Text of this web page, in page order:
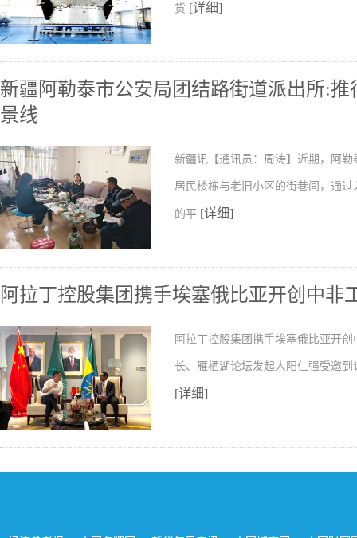
货 [详细]
新疆阿勒泰市公安局团结路街道派出所:推
景线
新疆讯【通讯员：周涛】近期，阿
居民楼栋与老旧小区的街巷间，通
的平 [详细]
阿拉丁控股集团携手埃塞俄比亚开创中非
阿拉丁控股集团携手埃塞俄比亚开
长、雁栖湖论坛发起人阳仁强受邀
[详细]